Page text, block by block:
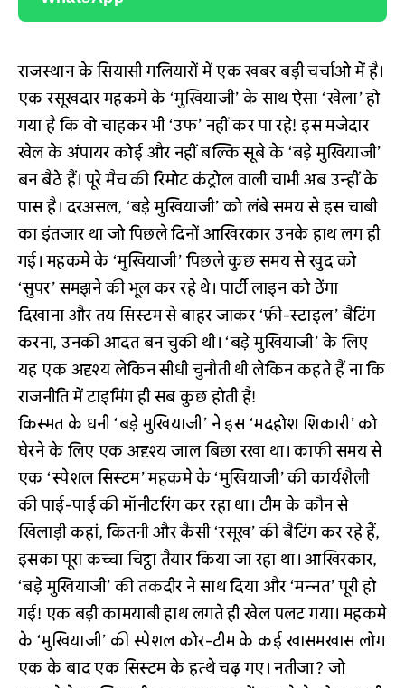
राजस्थान के सियासी गलियारों में एक खबर बड़ी चर्चाओ में है।
एक रसूखदार महकमे के ‘मुखियाजी’ के साथ ऐसा ‘खेला’ हो
गया है कि वो चाहकर भी ‘उफ’ नहीं कर पा रहे! इस मजेदार
खेल के अंपायर कोई और नहीं बल्कि सूबे के ‘बड़े मुखियाजी’
बन बैठे हैं। पूरे मैच की रिमोट कंट्रोल वाली चाभी अब उन्हीं के
पास है। दरअसल, ‘बड़े मुखियाजी’ को लंबे समय से इस चाबी
का इंतजार था जो पिछले दिनों आखिरकार उनके हाथ लग ही
गई। महकमे के ‘मुखियाजी’ पिछले कुछ समय से खुद को
‘सुपर’ समझने की भूल कर रहे थे। पार्टी लाइन को ठेंगा
दिखाना और तय सिस्टम से बाहर जाकर ‘फ्री-स्टाइल’ बैटिंग
करना, उनकी आदत बन चुकी थी। ‘बड़े मुखियाजी’ के लिए
यह एक अदृश्य लेकिन सीधी चुनौती थी लेकिन कहते हैं ना कि
राजनीति में टाइमिंग ही सब कुछ होती है!
किस्मत के धनी ‘बड़े मुखियाजी’ ने इस ‘मदहोश शिकारी’ को
घेरने के लिए एक अदृश्य जाल बिछा रखा था। काफी समय से
एक ‘स्पेशल सिस्टम’ महकमे के ‘मुखियाजी’ की कार्यशैली
की पाई-पाई की मॉनीटरिंग कर रहा था। टीम के कौन से
खिलाड़ी कहां, कितनी और कैसी ‘रसूख’ की बैटिंग कर रहे हैं,
इसका पूरा कच्चा चिट्ठा तैयार किया जा रहा था। आखिरकार,
‘बड़े मुखियाजी’ की तकदीर ने साथ दिया और ‘मन्नत’ पूरी हो
गई! एक बड़ी कामयाबी हाथ लगते ही खेल पलट गया। महकमे
के ‘मुखियाजी’ की स्पेशल कोर-टीम के कई खासमखास लोग
एक के बाद एक सिस्टम के हत्थे चढ़ गए। नतीजा? जो